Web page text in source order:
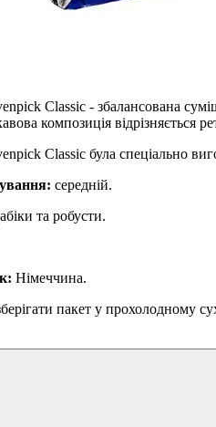
Classic - збалансована
композиція відрізняється
Classic була спеціально
середній.
та робусти.
Німеччина.
пакет у прохолодному